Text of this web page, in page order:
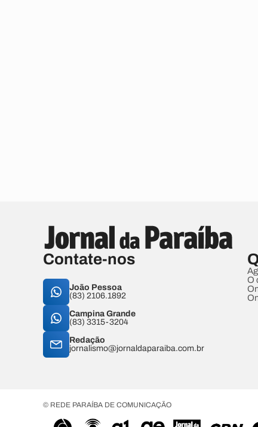
Contate-nos
João Pessoa
(83) 2106.1892
Campina Grande
(83) 3315-3204
Redação
jornalismo@jornaldaparaiba.com.br
O
© REDE PARAÍBA DE COMUNICAÇÃO